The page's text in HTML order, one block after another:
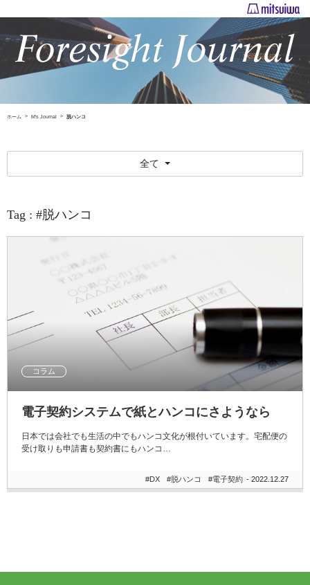
ホーム M's Journal 脱ハンコ
全て
Tag : #脱ハンコ
コラム
電子契約システムで紙とハンコにさようなら
日本では会社でも生活の中でもハンコ文化が根付いています。宅配便の
受け取りも申請書も契約書にもハンコ…
#DX #脱ハンコ #電子契約 - 2022.12.27